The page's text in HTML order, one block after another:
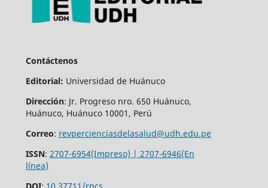
Contáctenos
Editorial: Universidad de Huánuco
Dirección: Jr. Progreso nro. 650 Huánuco,
Huánuco, Huánuco 10001, Perú
Correo: revpercienciasdelasalud@udh.edu.pe
ISSN: 2707-6954(Impreso) | 2707-6946(En
línea)